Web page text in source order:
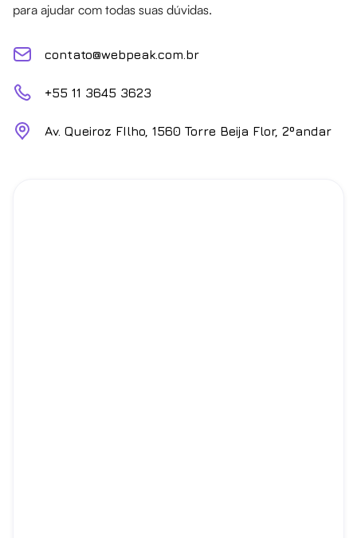
para ajudar com todas suas dúvidas.
contato@webpeak.com.br
+55 11 3645 3623
Av. Queiroz FIlho, 1560 Torre Beija Flor, 2ºandar